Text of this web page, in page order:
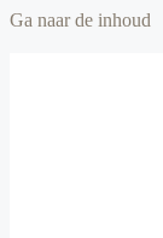
Ga naar de inhoud